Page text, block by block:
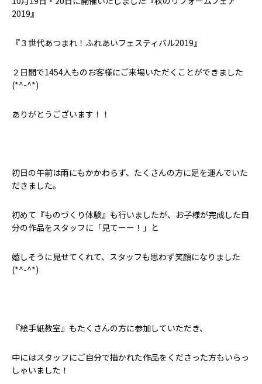
2019』
『３世代あつまれ！ふれあいフェスティバル2019』
２日間で1454人ものお客様にご来場いただくことができました
(*^-^*)
ありがとうございます！！
初日の午前は雨にもかかわらず、たくさんの方に足を運んでいた
だきました。
初めて『ものづくり体験』も行いましたが、お子様が完成した自
分の作品をスタッフに「見てーー！」と
嬉しそうに見せてくれて、スタッフも思わず笑顔になりました
(*^-^*)
『絵手紙教室』もたくさんの方に参加していただき、
中にはスタッフにご自分で描かれた作品をくださった方もいらっ
しゃいました！